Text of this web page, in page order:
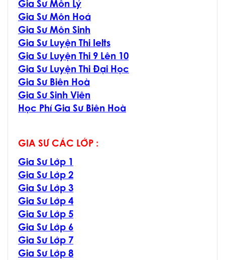
Gia Sư Môn Lý
Gia Sư Môn Hoá
Gia Sư Môn Sinh
Gia Sư Luyện Thi Ielts
Gia Sư Luyện Thi 9 Lên 10
Gia Sư Luyện Thi Đại Học
Gia Sư Biên Hoà
Gia Sư Sinh Viên
Học Phí Gia Sư Biên Hoà
GIA SƯ CÁC LỚP :
Gia Sư Lớp 1
Gia Sư Lớp 2
Gia Sư Lớp 3
Gia Sư Lớp 4
Gia Sư Lớp 5
Gia Sư Lớp 6
Gia Sư Lớp 7
Gia Sư Lớp 8